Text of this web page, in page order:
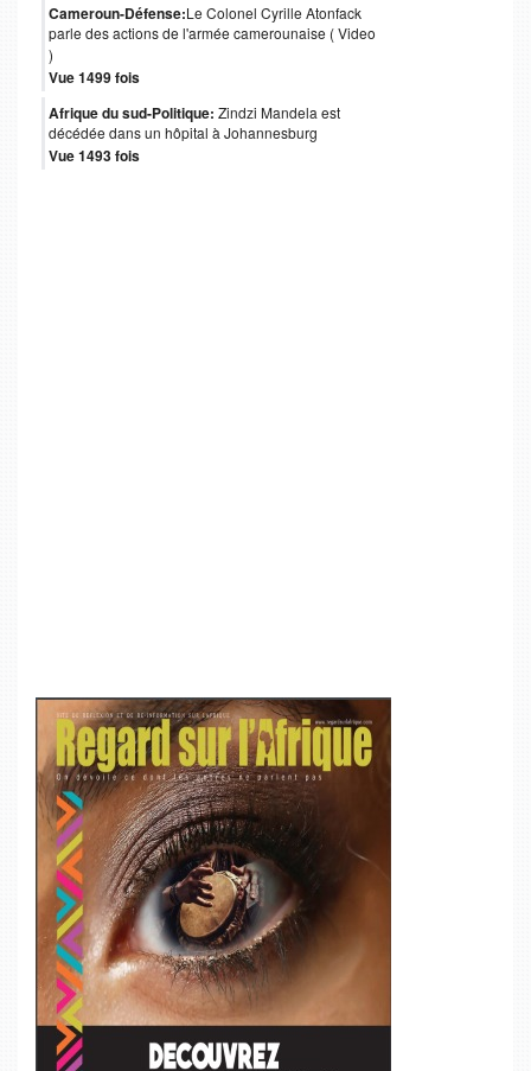
Cameroun-Défense:Le Colonel Cyrille Atonfack
parle des actions de l'armée camerounaise ( Video
)
Vue 1499 fois
Afrique du sud-Politique: Zindzi Mandela est
décédée dans un hôpital à Johannesburg
Vue 1493 fois